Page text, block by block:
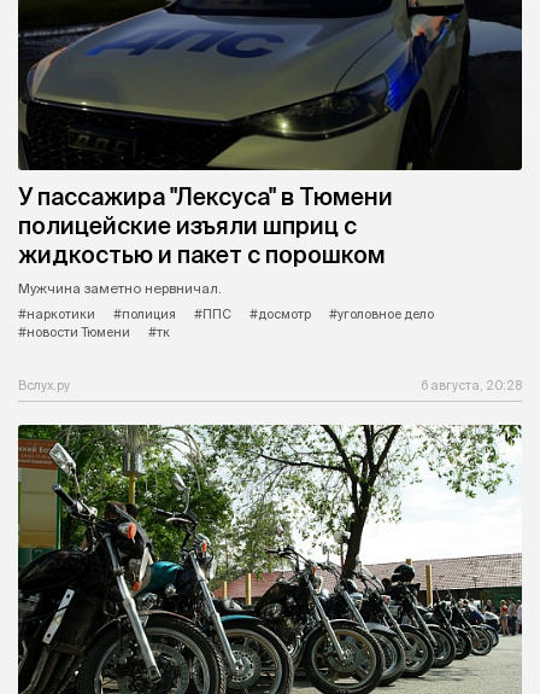
У пассажира "Лексуса" в Тюмени
полицейские изъяли шприц с
жидкостью и пакет с порошком
Мужчина заметно нервничал.
#наркотики
#полиция #ППС #досмотр
#уголовное дело
#новости Тюмени
#тк
Вслух.ру 6 августа, 20:28